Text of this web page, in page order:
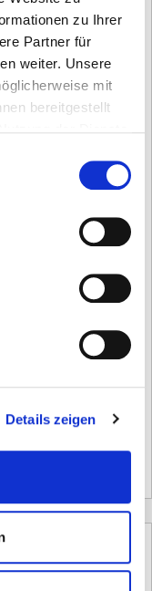
zu Ihrer
Partner für
weiter. Unsere
mit
bereitgestellt
Details zeigen